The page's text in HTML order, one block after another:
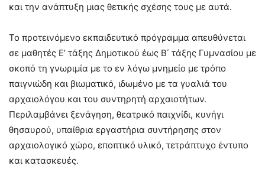
και την ανάπτυξη μιας θετικής σχέσης τους με αυτά.
Το προτεινόμενο εκπαιδευτικό πρόγραμμα απευθύνεται
σε μαθητές Ε’ τάξης Δημοτικού έως Β΄ τάξης Γυμνασίου με
σκοπό τη γνωριμία με το εν λόγω μνημείο με τρόπο
παιγνιώδη και βιωματικό, ιδωμένο με τα γυαλιά του
αρχαιολόγου και του συντηρητή αρχαιοτήτων.
Περιλαμβάνει ξενάγηση, θεατρικό παιχνίδι, κυνήγι
θησαυρού, υπαίθρια εργαστήρια συντήρησης στον
αρχαιολογικό χώρο, εποπτικό υλικό, τετράπτυχο έντυπο
και κατασκευές.